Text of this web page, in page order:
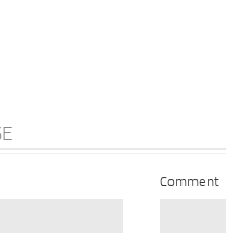
Comment